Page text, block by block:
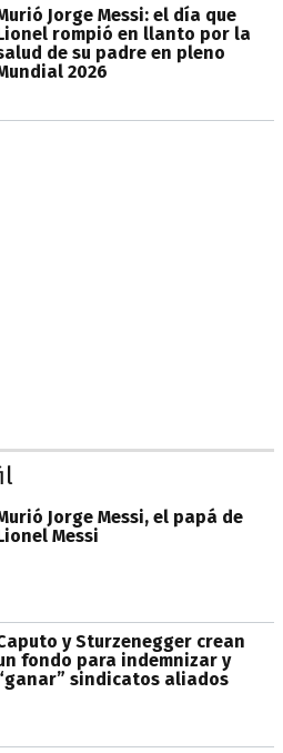
Jorge Messi: el día que
rompió en llanto por la
de su padre en pleno
2026
Jorge Messi, el papá de
Messi
y Sturzenegger crean
fondo para indemnizar y
sindicatos aliados